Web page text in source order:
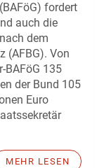
fordert
auch die
dem
(AFBG). Von
BAFöG 135
der Bund 105
Euro
MEHR LESEN